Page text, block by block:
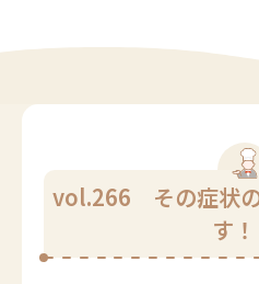
vol.266 その症状の
す！